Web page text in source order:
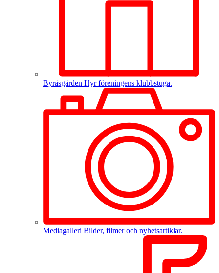
Byråsgården Hyr föreningens klubbstuga.
Mediagalleri Bilder, filmer och nyhetsartiklar.